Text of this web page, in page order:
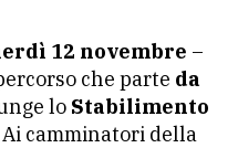
12 novembre –
che parte da
lo Stabilimento
Ai camminatori della